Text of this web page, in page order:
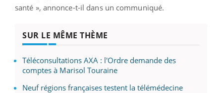
santé », annonce-t-il dans un communiqué.
SUR LE MÊME THÈME
Téléconsultations AXA : l'Ordre demande des
comptes à Marisol Touraine
Neuf régions françaises testent la télémédecine